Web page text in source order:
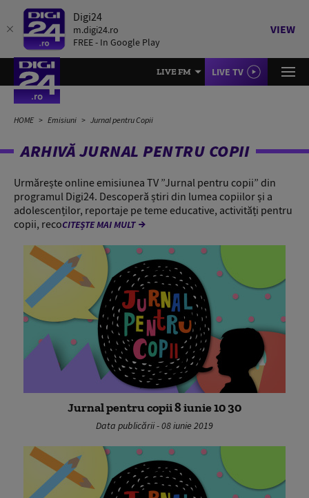
Digi24
m.digi24.ro
FREE - In Google Play
VIEW
LIVE FM LIVE TV
HOME Emisiuni Jurnal pentru Copii
ARHIVĂ JURNAL PENTRU COPII
Urmărește online emisiunea TV ”Jurnal pentru copii” din
programul Digi24. Descoperă știri din lumea copiilor și a
adolescenților, reportaje pe teme educative, activități pentru
copii, recoCITEȘTE MAI MULT
Jurnal pentru copii 8 iunie 10 30
Data publicării - 08 iunie 2019